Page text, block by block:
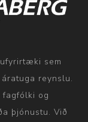
sem
reynslu.
fagfólki og
þjónustu. Við